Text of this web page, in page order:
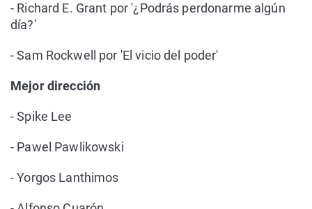
- Richard E. Grant por '¿Podrás perdonarme algún
día?'
- Sam Rockwell por 'El vicio del poder'
Mejor dirección
- Spike Lee
- Pawel Pawlikowski
- Yorgos Lanthimos